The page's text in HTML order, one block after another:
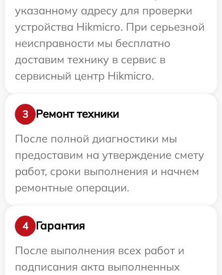
указанному адресу для проверки
устройства Hikmicro. При серьезной
неисправности мы бесплатно
доставим технику в сервис в
сервисный центр Hikmicro.
3
Ремонт техники
После полной диагностики мы
предоставим на утверждение смету
работ, сроки выполнения и начнем
ремонтные операции.
4
Гарантия
После выполнения всех работ и
подписания акта выполненных